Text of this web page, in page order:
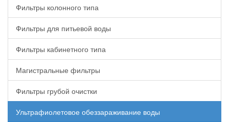
Фильтры колонного типа
Фильтры для питьевой воды
Фильтры кабинетного типа
Магистральные фильтры
Фильтры грубой очистки
Ультрафиолетовое обеззараживание воды